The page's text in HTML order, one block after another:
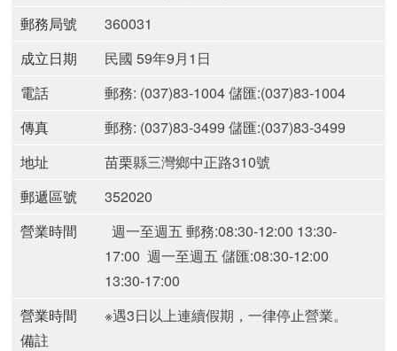
郵務局號
360031
成立日期
民國 59年9月1日
電話
郵務: (037)83-1004 儲匯:(037)83-1004
傳真
郵務: (037)83-3499 儲匯:(037)83-3499
地址
苗栗縣三灣鄉中正路310號
郵遞區號
352020
營業時間
週一至週五 郵務:08:30-12:00 13:30-
17:00 週一至週五 儲匯:08:30-12:00
13:30-17:00
營業時間
備註
※遇3日以上連續假期，一律停止營業。